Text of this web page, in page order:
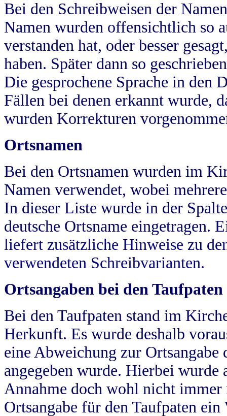
Bei den Schreibweisen der
Namen wurden offensichtlich so
verstanden hat, oder besser
haben. Später dann so
Die gesprochene Sprache in
Fällen bei denen erkannt wurde,
wurden Korrekturen
Ortsnamen
Bei den Ortsnamen wurden im
Namen verwendet, wobei
In dieser Liste wurde in der
deutsche Ortsname eingetragen.
liefert zusätzliche Hinweise zu
verwendeten Schreibvarianten.
Ortsangaben bei den Taufpaten
Bei den Taufpaten stand im
Herkunft. Es wurde deshalb
eine Abweichung zur
angegeben wurde. Hierbei wurde
Annahme doch wohl nicht
Ortsangabe für den Taufpaten